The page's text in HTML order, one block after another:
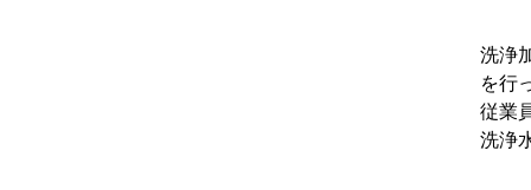
洗浄
を行
従業
洗浄